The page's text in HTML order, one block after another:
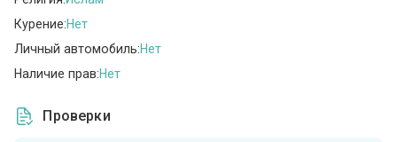
Курение:Нет
Личный автомобиль:Нет
Наличие прав:Нет
Проверки